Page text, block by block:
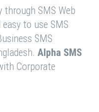
through SMS Web
to use SMS
SMS
Alpha SMS
Corporate